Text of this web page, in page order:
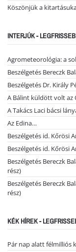
Köszönjük a
INTERJÚK -
Agrometeorológia: a
Beszélgetés Bereczk
Beszélgetés Dr. Király
A Bálint küldött volt az
A Takács Laci bácsi
Az Edina…
Beszélgetés id. Kőrösi
Beszélgetés id. Kőrösi
Beszélgetés Bereczk
rész)
Beszélgetés Bereczk
rész)
KÉK HÍREK -
Pár nap alatt félmilliós